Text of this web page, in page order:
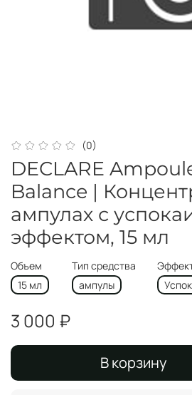
(0)
DECLARE
Balance |
ампулах с
эффектом, 15 мл
Объем
15 мл
Тип средства
ампулы
3 000 ₽
В корзину